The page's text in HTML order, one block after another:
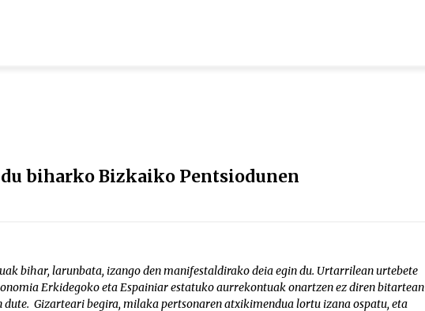
biharko Bizkaiko Pentsiodunen
bihar, larunbata, izango den manifestaldirako deia egin du. Urtarrilean urtebete
Erkidegoko eta Espainiar estatuko aurrekontuak onartzen ez diren bitartean
dute. Gizarteari begira, milaka pertsonaren atxikimendua lortu izana ospatu, eta